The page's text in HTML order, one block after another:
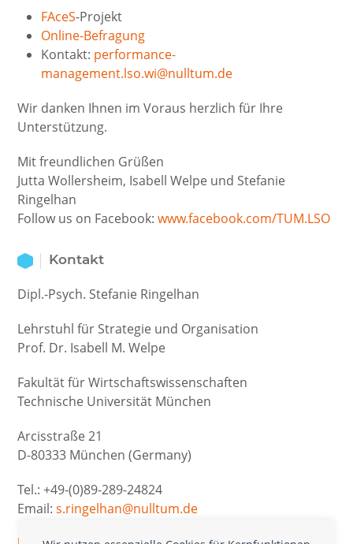
FAceS-Projekt
Online-Befragung
Kontakt: performance-
management.lso.wi@nulltum.de
Wir danken Ihnen im Voraus herzlich für Ihre
Unterstützung.
Mit freundlichen Grüßen
Jutta Wollersheim, Isabell Welpe und Stefanie
Ringelhan
Follow us on Facebook:www.facebook.com/TUM.LSO
Kontakt
Dipl.-Psych. Stefanie Ringelhan
Lehrstuhl für Strategie und Organisation
Prof. Dr. Isabell M. Welpe
Fakultät für Wirtschaftswissenschaften
Technische Universität München
Arcisstraße 21
D-80333 München (Germany)
Tel.: +49-(0)89-289-24824
Email:s.ringelhan@nulltum.de